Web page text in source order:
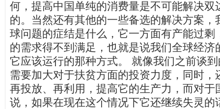
何，提高中国单纯的消费量是不可能解决双
的。当然还有其他的一些备选的解决方案，
球问题的症结是什么，它一方面有产能过剩
的需求得不到满足，也就是说我们全球经济
它应该运行的那种方式。 就像我们之前谈
需要加大对于扶贫方面的投资力度，同时，
再投放、再利用，提高它的生产力，而对于
说，如果在现在这个情况下它还继续失灵的